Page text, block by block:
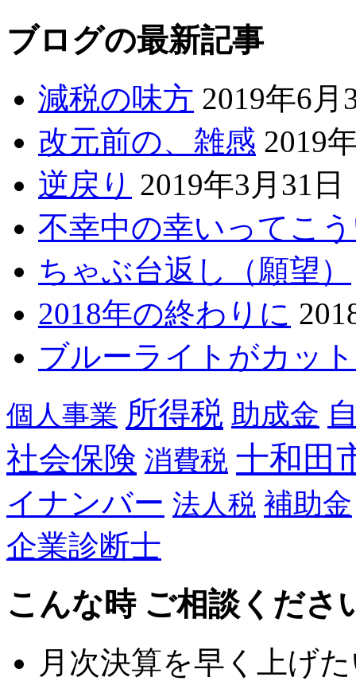
ブログの最新記事
減税の味方 2019年6月
改元前の、雑感 2019
逆戻り 2019年3月31日
不幸中の幸いってこ
ちゃぶ台返し（願望）
2018年の終わりに
ブルーライトがカッ
個人事業 所得税 助成金
社会保険 消費税 十和田
イナンバー 法人税 補助金
企業診断士
こんな時 ご相談くださ
月次決算を早く上げ